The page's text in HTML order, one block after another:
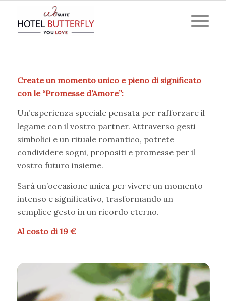
Create un momento unico e pieno di significato
con le “Promesse d’Amore”:
Un’esperienza speciale pensata per rafforzare il
legame con il vostro partner. Attraverso gesti
simbolici e un rituale romantico, potrete
condividere sogni, propositi e promesse per il
vostro futuro insieme.
Sarà un’occasione unica per vivere un momento
intenso e significativo, trasformando un
semplice gesto in un ricordo eterno.
Al costo di 19 €